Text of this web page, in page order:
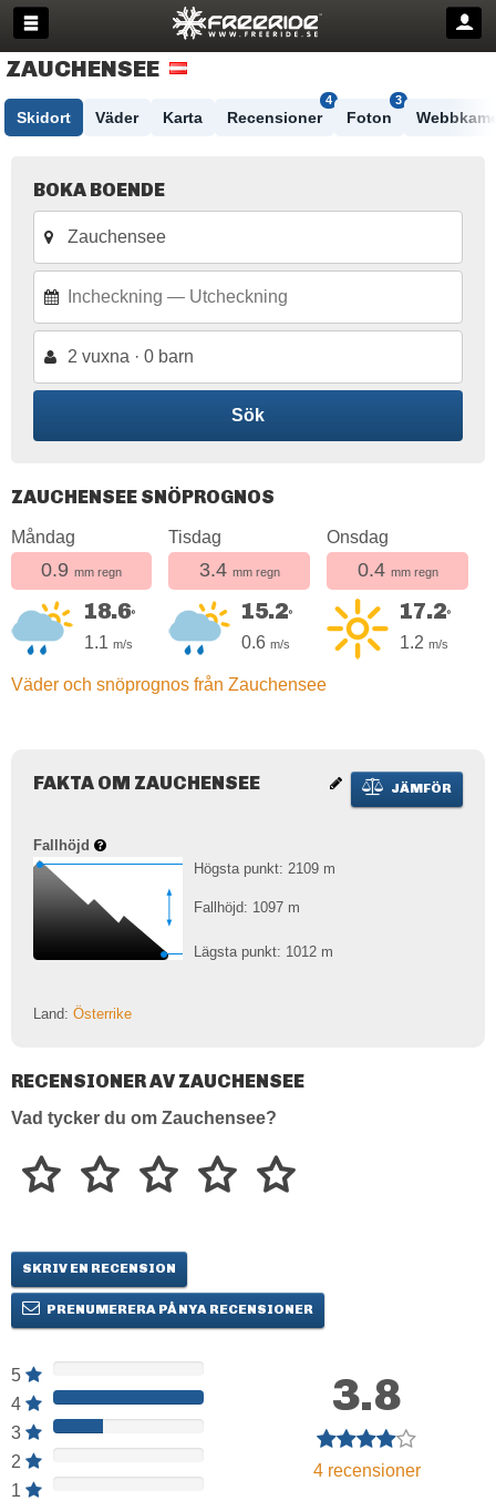
ZAUCHENSEE
Skidort Väder Karta Recensioner
4
Foton
3
BOKA BOENDE
2 vuxna · 0 barn
Sök
ZAUCHENSEE SNÖPROGNOS
Måndag
0.9 mm regn
18.6°
1.1 m/s
Tisdag
3.4 mm regn
15.2°
0.6 m/s
Onsdag
0.4 mm regn
17.2°
1.2 m/s
Väder och snöprognos från Zauchensee
JÄMFÖR
FAKTA OM ZAUCHENSEE
Fallhöjd
Högsta punkt: 2109 m
Fallhöjd: 1097 m
Lägsta punkt: 1012 m
Land: Österrike
RECENSIONER AV ZAUCHENSEE
Vad tycker du om Zauchensee?
SKRIV EN RECENSION
PRENUMERERA PÅ NYA RECENSIONER
5
4
3
2
1
3.8
4recensioner